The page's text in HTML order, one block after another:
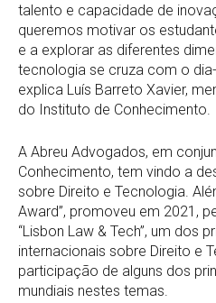
talento e capacidade de
queremos motivar os
e a explorar as diferentes
tecnologia se cruza com o
explica Luís Barreto Xavier,
do Instituto de Conhecimento.
A Abreu Advogados, em
Conhecimento, tem vindo a
sobre Direito e Tecnologia.
Award”, promoveu em 2021,
“Lisbon Law & Tech”, um dos
internacionais sobre Direito e
participação de alguns dos
mundiais nestes temas.